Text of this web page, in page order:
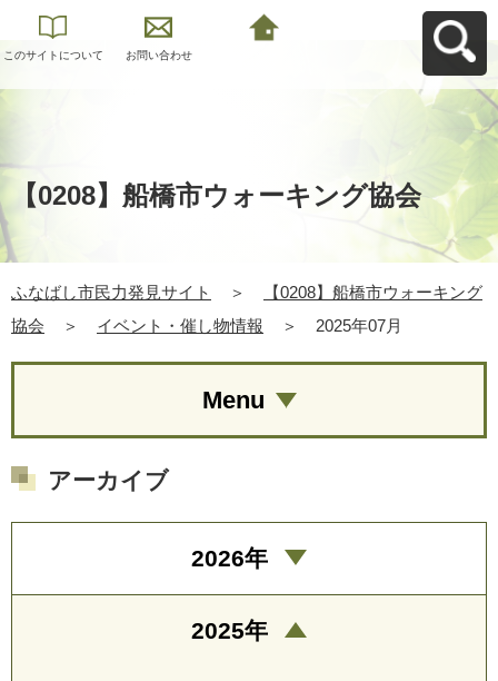
このサイトについて お問い合わせ
【0208】船橋市ウォーキング協会
ふなばし市民力発見サイト ＞
【0208】船橋市ウォーキング
協会
＞ イベント・催し物情報 ＞ 2025年07月
Menu
アーカイブ
2026年
2025年